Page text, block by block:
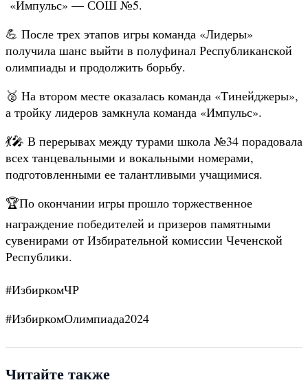
«Импульс» — СОШ №5.
💪 После трех этапов игры команда «Лидеры»
получила шанс выйти в полуфинал Республиканской
олимпиады и продолжить борьбу.
🥈 На втором месте оказалась команда «Тинейджеры»,
а тройку лидеров замкнула команда «Импульс».
💃🎤 В перерывах между турами школа №34 порадовала
всех танцевальными и вокальными номерами,
подготовленными ее талантливыми учащимися.
🏆По окончании игры прошло торжественное
награждение победителей и призеров памятными
сувенирами от Избирательной комиссии Чеченской
Республики.
#ИзбиркомЧР
#ИзбиркомОлимпиада2024
Читайте также